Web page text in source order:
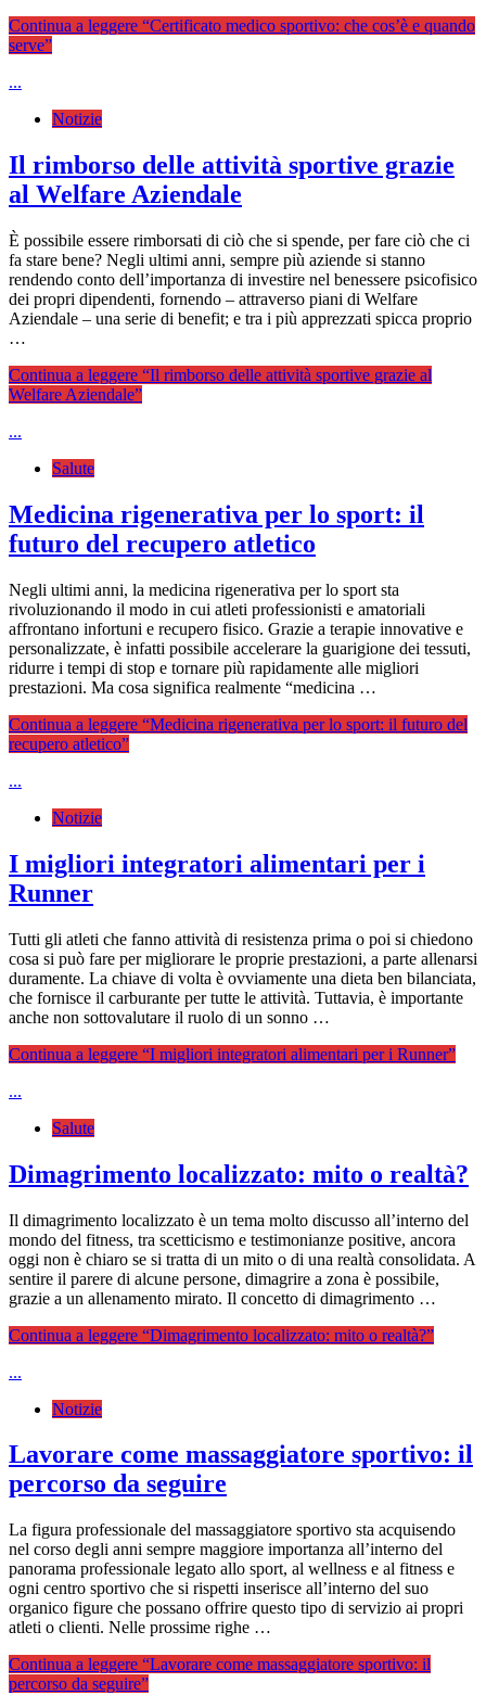
Continua a leggere “Certificato medico sportivo: che cos’è e quando
serve”
...
Notizie
Il rimborso delle attività sportive grazie
al Welfare Aziendale
È possibile essere rimborsati di ciò che si spende, per fare ciò che ci
fa stare bene? Negli ultimi anni, sempre più aziende si stanno
rendendo conto dell’importanza di investire nel benessere psicofisico
dei propri dipendenti, fornendo – attraverso piani di Welfare
Aziendale – una serie di benefit; e tra i più apprezzati spicca proprio
…
Continua a leggere “Il rimborso delle attività sportive grazie al
Welfare Aziendale”
...
Salute
Medicina rigenerativa per lo sport: il
futuro del recupero atletico
Negli ultimi anni, la medicina rigenerativa per lo sport sta
rivoluzionando il modo in cui atleti professionisti e amatoriali
affrontano infortuni e recupero fisico. Grazie a terapie innovative e
personalizzate, è infatti possibile accelerare la guarigione dei tessuti,
ridurre i tempi di stop e tornare più rapidamente alle migliori
prestazioni. Ma cosa significa realmente “medicina …
Continua a leggere “Medicina rigenerativa per lo sport: il futuro del
recupero atletico”
...
Notizie
I migliori integratori alimentari per i
Runner
Tutti gli atleti che fanno attività di resistenza prima o poi si chiedono
cosa si può fare per migliorare le proprie prestazioni, a parte allenarsi
duramente. La chiave di volta è ovviamente una dieta ben bilanciata,
che fornisce il carburante per tutte le attività. Tuttavia, è importante
anche non sottovalutare il ruolo di un sonno …
Continua a leggere “I migliori integratori alimentari per i Runner”
...
Salute
Dimagrimento localizzato: mito o realtà?
Il dimagrimento localizzato è un tema molto discusso all’interno del
mondo del fitness, tra scetticismo e testimonianze positive, ancora
oggi non è chiaro se si tratta di un mito o di una realtà consolidata. A
sentire il parere di alcune persone, dimagrire a zona è possibile,
grazie a un allenamento mirato. Il concetto di dimagrimento …
Continua a leggere “Dimagrimento localizzato: mito o realtà?”
...
Notizie
Lavorare come massaggiatore sportivo: il
percorso da seguire
La figura professionale del massaggiatore sportivo sta acquisendo
nel corso degli anni sempre maggiore importanza all’interno del
panorama professionale legato allo sport, al wellness e al fitness e
ogni centro sportivo che si rispetti inserisce all’interno del suo
organico figure che possano offrire questo tipo di servizio ai propri
atleti o clienti. Nelle prossime righe …
Continua a leggere “Lavorare come massaggiatore sportivo: il
percorso da seguire”